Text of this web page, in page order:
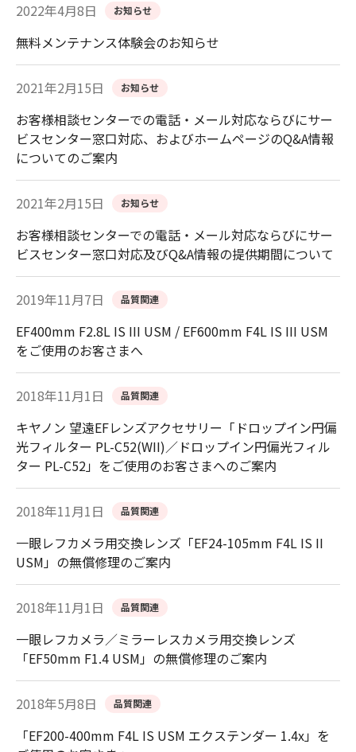
2022年4月8日 お知らせ
無料メンテナンス体験会のお知らせ
2021年2月15日 お知らせ
お客様相談センターでの電話・メール対応ならびにサー
ビスセンター窓口対応、およびホームページのQ&A情報
についてのご案内
2021年2月15日 お知らせ
お客様相談センターでの電話・メール対応ならびにサー
ビスセンター窓口対応及びQ&A情報の提供期間について
2019年11月7日 品質関連
EF400mm F2.8L IS III USM / EF600mm F4L IS III USM
をご使用のお客さまへ
2018年11月1日 品質関連
キヤノン 望遠EFレンズアクセサリー「ドロップイン円偏
光フィルター PL-C52(WII)／ドロップイン円偏光フィル
ター PL-C52」をご使用のお客さまへのご案内
2018年11月1日 品質関連
一眼レフカメラ用交換レンズ「EF24-105mm F4L IS II
USM」の無償修理のご案内
2018年11月1日 品質関連
一眼レフカメラ／ミラーレスカメラ用交換レンズ
「EF50mm F1.4 USM」の無償修理のご案内
2018年5月8日 品質関連
「EF200-400mm F4L IS USM エクステンダー 1.4x」を